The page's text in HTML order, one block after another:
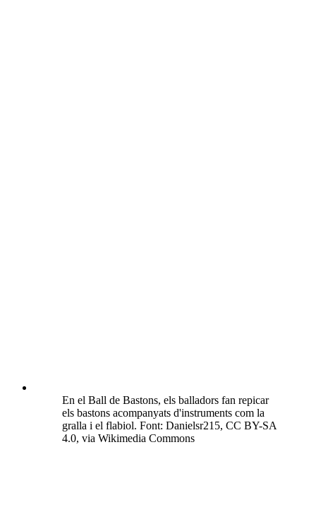
En el Ball de Bastons, els balladors fan repicar
els bastons acompanyats d'instruments com la
gralla i el flabiol. Font: Danielsr215, CC BY-SA
4.0, via Wikimedia Commons